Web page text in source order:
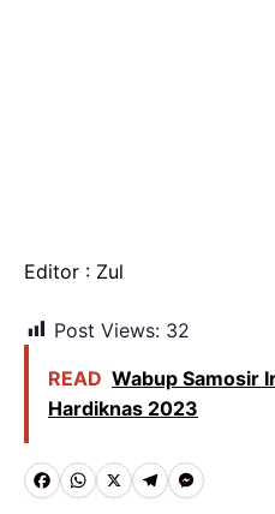
Editor : Zul
Post Views: 32
READ Wabup Samosir
Hardiknas 2023
F WX T M